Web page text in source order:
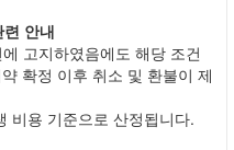
안내
고지하였음에도 해당 조건
확정 이후 취소 및 환불이 제
비용 기준으로 산정됩니다.